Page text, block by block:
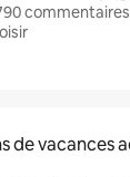
de vacances